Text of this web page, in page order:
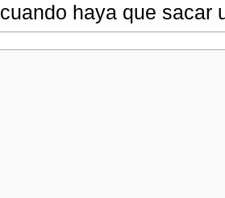
cuando haya que sacar